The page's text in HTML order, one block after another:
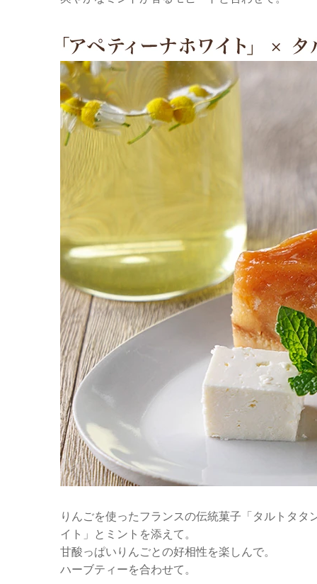
りんごを使ったフランスの伝統菓子「タルトタタ
イト」とミントを添えて。
甘酸っぱいりんごとの好相性を楽しんで。
ハーブティーを合わせて。